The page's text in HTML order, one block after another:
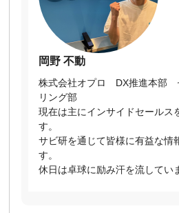
岡野 不動
株式会社オプロ DX推進本部
リング部
現在は主にインサイドセールス
す。
サビ研を通じて皆様に有益な情
す。
休日は卓球に励み汗を流してい